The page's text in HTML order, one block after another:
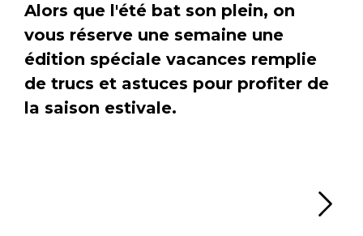
Alors que l'été bat son plein, on
vous réserve une semaine une
édition spéciale vacances remplie
de trucs et astuces pour profiter de
la saison estivale.